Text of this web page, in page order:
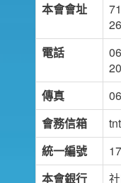
本會會址
電話
傳真
會務信箱
統一編號
本會銀行